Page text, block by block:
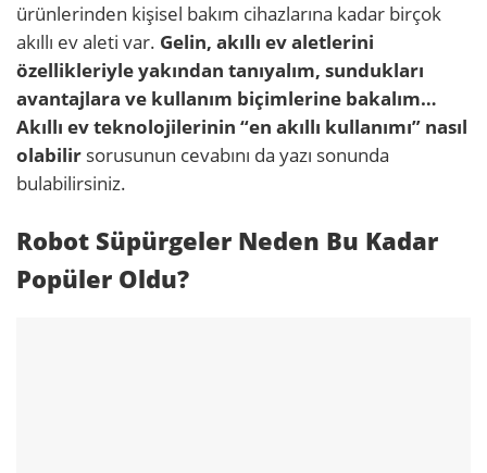
ürünlerinden kişisel bakım cihazlarına kadar birçok
akıllı ev aleti var. Gelin, akıllı ev aletlerini
özellikleriyle yakından tanıyalım, sundukları
avantajlara ve kullanım biçimlerine bakalım…
Akıllı ev teknolojilerinin “en akıllı kullanımı” nasıl
olabilir sorusunun cevabını da yazı sonunda
bulabilirsiniz.
Robot Süpürgeler Neden Bu Kadar
Popüler Oldu?